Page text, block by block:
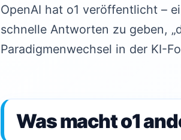
OpenAI hat o1 veröffentlicht –
schnelle Antworten zu geben,
Paradigmenwechsel in der KI-
Was macht o1